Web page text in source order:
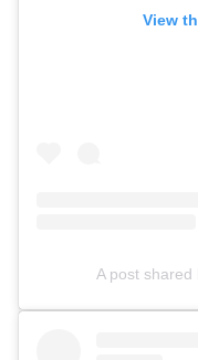
View
A post shared